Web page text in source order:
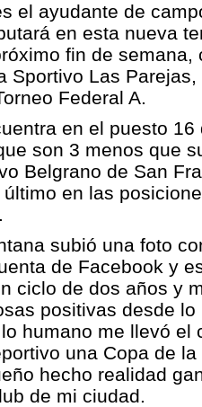
el ayudante de
en esta nueva
fin de semana,
Sportivo Las Parejas,
Federal A.
en el puesto
son 3 menos que
Belgrano de San
en las
subió una foto
de Facebook y
ciclo de dos años y
positivas desde lo
humano me llevó el
una Copa de
hecho realidad
de mi ciudad.